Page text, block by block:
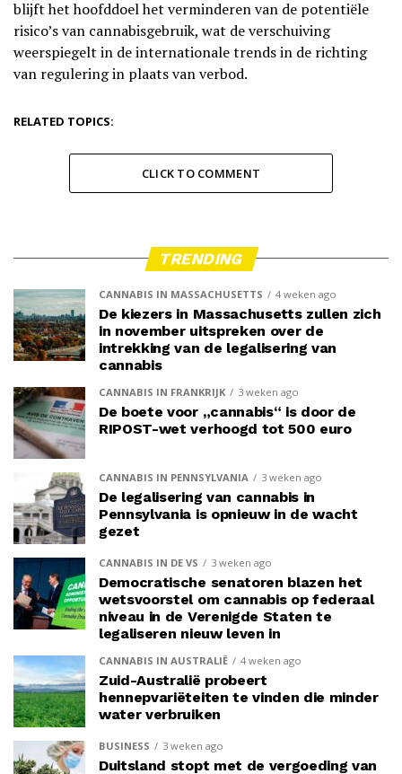
blijft het hoofddoel het verminderen van de potentiële
risico’s van cannabisgebruik, wat de verschuiving
weerspiegelt in de internationale trends in de richting
van regulering in plaats van verbod.
RELATED TOPICS:
CLICK TO COMMENT
TRENDING
CANNABIS IN MASSACHUSETTS 4 weken ago
De kiezers in Massachusetts zullen zich
in november uitspreken over de
intrekking van de legalisering van
cannabis
CANNABIS IN FRANKRIJK 3 weken ago
De boete voor „cannabis“ is door de
RIPOST-wet verhoogd tot 500 euro
CANNABIS IN PENNSYLVANIA 3 weken ago
De legalisering van cannabis in
Pennsylvania is opnieuw in de wacht
gezet
CANNABIS IN DE VS 3 weken ago
Democratische senatoren blazen het
wetsvoorstel om cannabis op federaal
niveau in de Verenigde Staten te
legaliseren nieuw leven in
CANNABIS IN AUSTRALIË 4 weken ago
Zuid-Australië probeert
hennepvariëteiten te vinden die minder
water verbruiken
BUSINESS 3 weken ago
Duitsland stopt met de vergoeding van